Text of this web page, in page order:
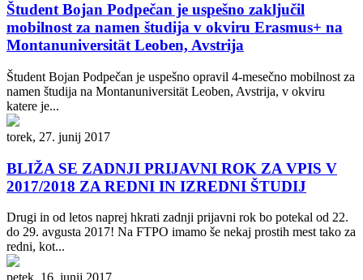
Študent Bojan Podpečan je uspešno zaključil
mobilnost za namen študija v okviru Erasmus+ na
Montanuniversität Leoben, Avstrija
Študent Bojan Podpečan je uspešno opravil 4-mesečno mobilnost za
namen študija na Montanuniversität Leoben, Avstrija, v okviru
katere je...
torek, 27. junij 2017
BLIŽA SE ZADNJI PRIJAVNI ROK ZA VPIS V
2017/2018 ZA REDNI IN IZREDNI ŠTUDIJ
Drugi in od letos naprej hkrati zadnji prijavni rok bo potekal od 22.
do 29. avgusta 2017! Na FTPO imamo še nekaj prostih mest tako za
redni, kot...